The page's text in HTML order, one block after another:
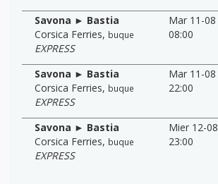
Savona ► Bastia
Corsica Ferries, buque
EXPRESS
Mar 11-08
08:00
Savona ► Bastia
Corsica Ferries, buque
EXPRESS
Mar 11-08
22:00
Savona ► Bastia
Corsica Ferries, buque
EXPRESS
Mier 12-08
23:00